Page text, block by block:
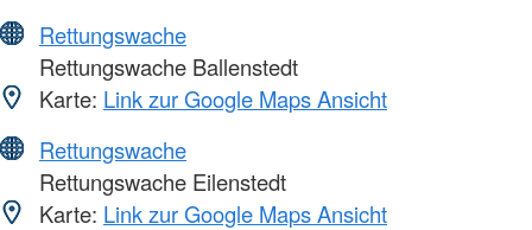
Rettungswache
Rettungswache Ballenstedt
Karte: Link zur Google Maps Ansicht
Rettungswache
Rettungswache Eilenstedt
Karte: Link zur Google Maps Ansicht